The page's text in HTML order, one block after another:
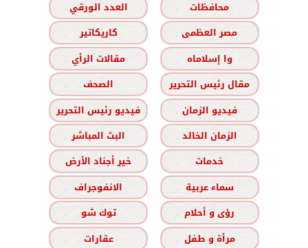
محافظات
العدد الورقي
مصر العظمى
كاريكاتير
وا إسلاماه
مقالات الرأي
مقال رئيس التحرير
الصحف
فيديو الزمان
فيديو رئيس التحرير
الزمان الخالد
البث المباشر
خدمات
خير أجناد الأرض
سماء عربية
الانفوجراف
رؤى و أحلام
توك شو
مرأة و طفل
عقارات